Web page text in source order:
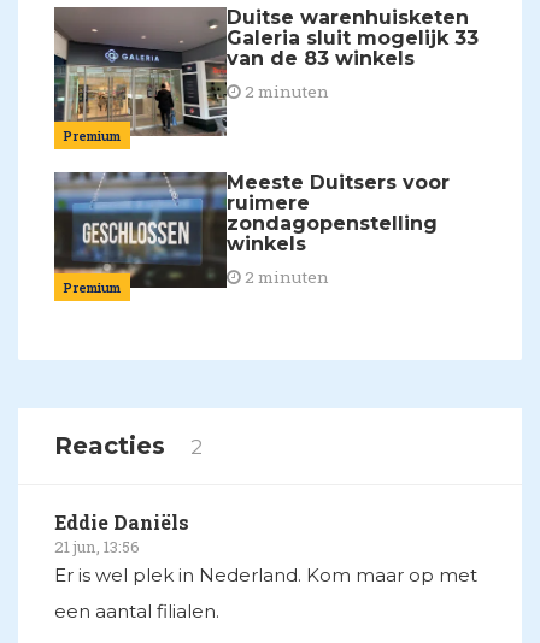
Premium
Duitse warenhuisketen
Galeria sluit mogelijk 33
van de 83 winkels
2 minuten
Premium
Meeste Duitsers voor
ruimere
zondagopenstelling
winkels
2 minuten
Reacties 2
Eddie Daniëls
21 jun, 13:56
Er is wel plek in Nederland. Kom maar op met
een aantal filialen.